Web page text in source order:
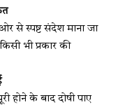
से स्पष्ट संदेश माना जा
भी प्रकार की
होने के बाद दोषी पाए